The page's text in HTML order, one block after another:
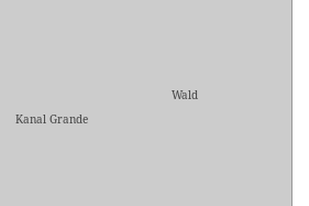
Kanal Grande
Wald